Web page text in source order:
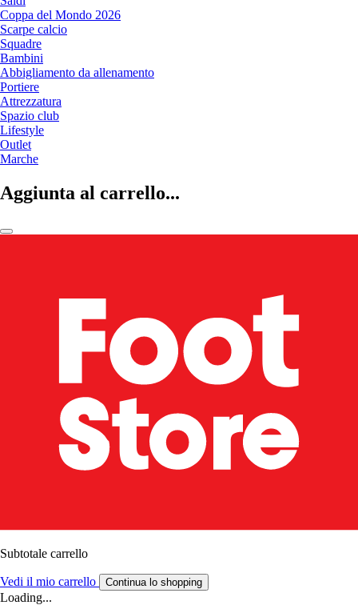
Coppa del Mondo 2026
Scarpe calcio
Squadre
Bambini
Abbigliamento da allenamento
Portiere
Attrezzatura
Spazio club
Lifestyle
Outlet
Marche
Aggiunta al carrello...
Subtotale carrello
Vedi il mio carrello Continua lo shopping
Loading...